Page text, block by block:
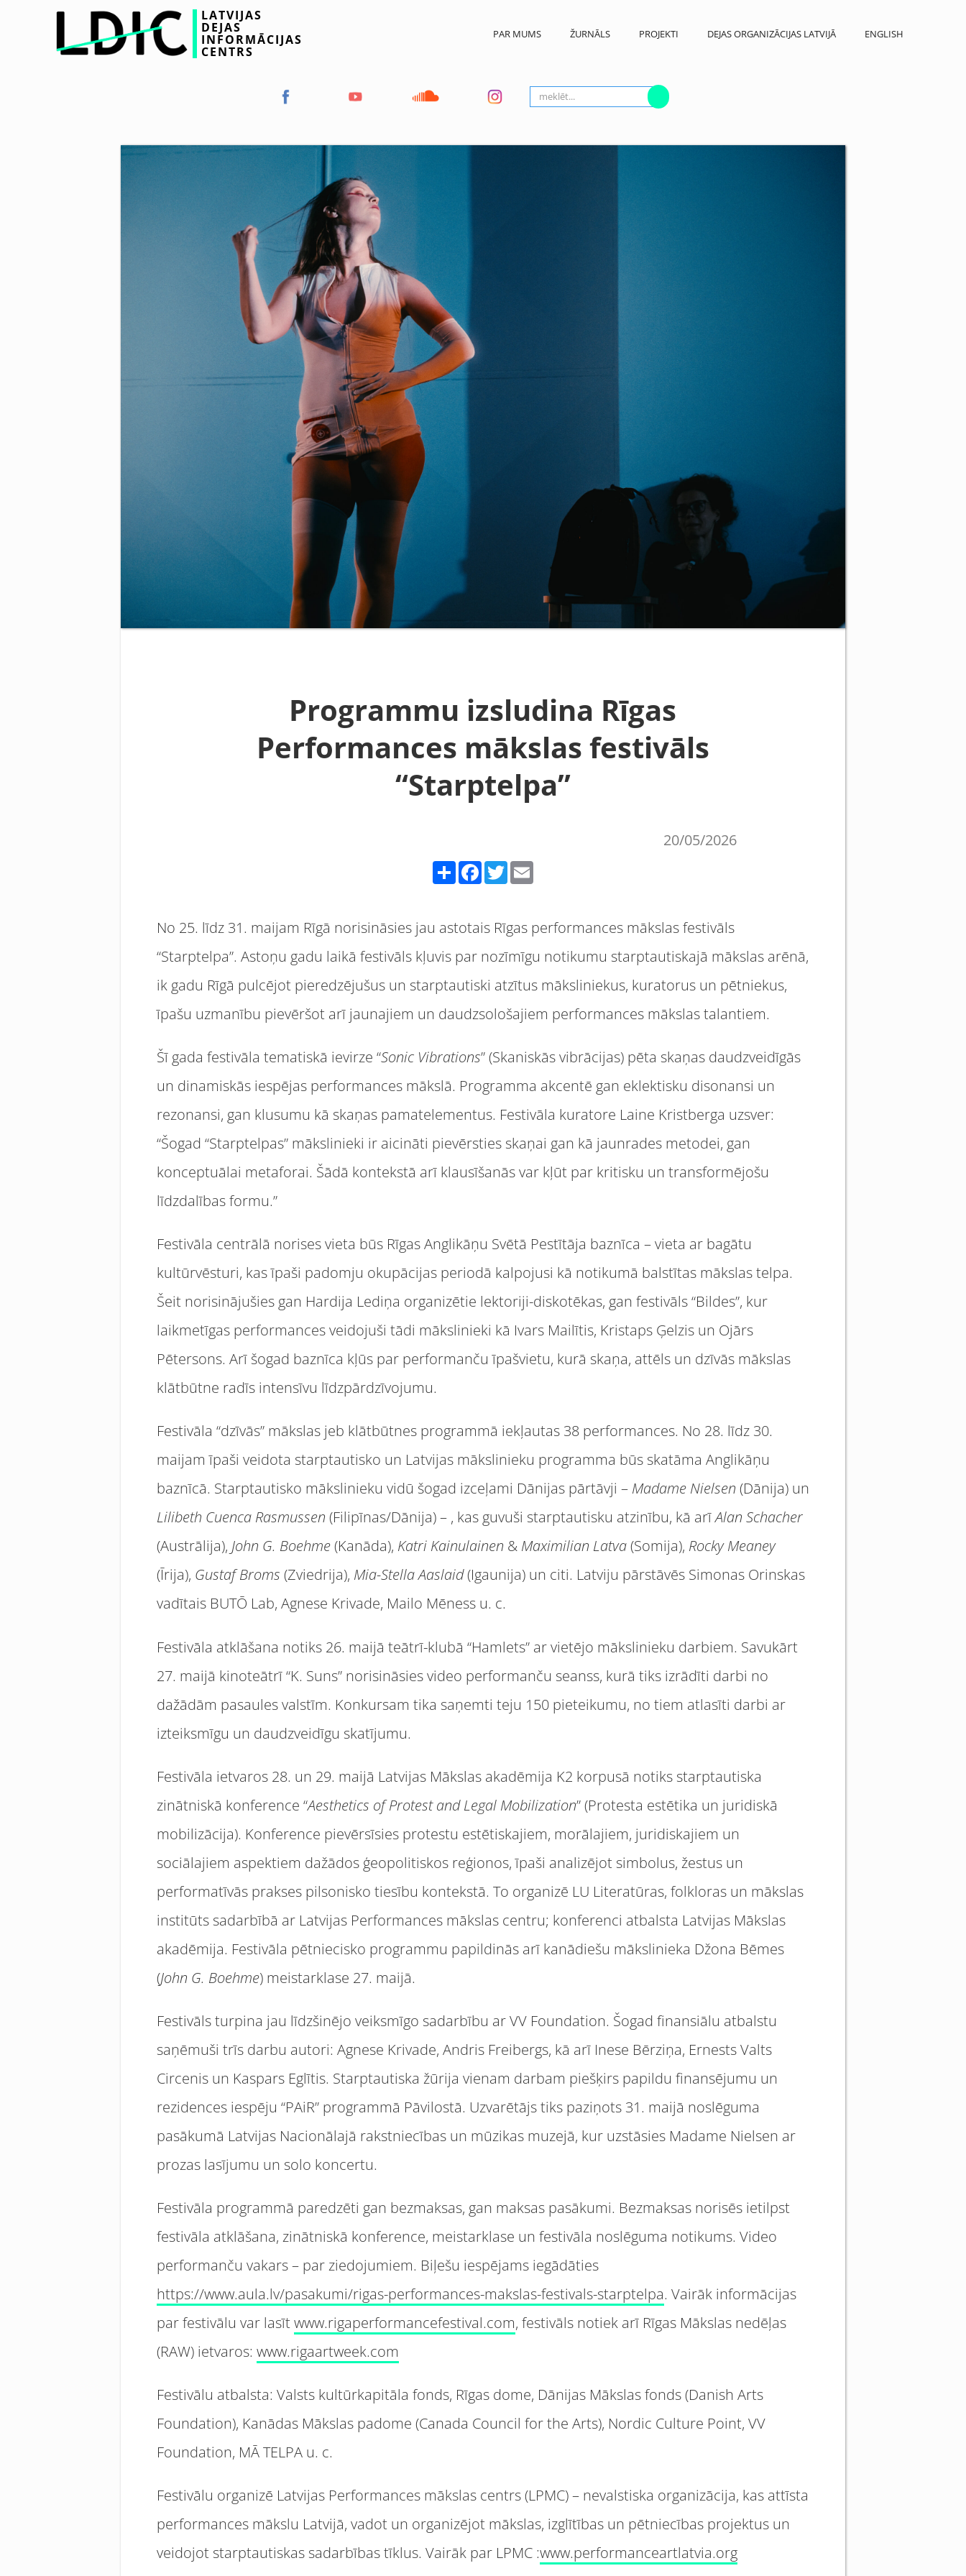
LATVIJAS
DEJAS
INFORMĀCIJAS
CENTRS
PAR MUMS ŽURNĀLS PROJEKTI DEJAS ORGANIZĀCIJAS LATVIJĀ ENGLISH
Programmu izsludina Rīgas
Performances mākslas festivāls
“Starptelpa”
20/05/2026
Share FacebookTwitter
No 25. līdz 31. maijam Rīgā norisināsies jau astotais Rīgas performances mākslas festivāls
“Starptelpa”. Astoņu gadu laikā festivāls kļuvis par nozīmīgu notikumu starptautiskajā mākslas arēnā,
ik gadu Rīgā pulcējot pieredzējušus un starptautiski atzītus māksliniekus, kuratorus un pētniekus,
īpašu uzmanību pievēršot arī jaunajiem un daudzsološajiem performances mākslas talantiem.
Šī gada festivāla tematiskā ievirze “Sonic Vibrations” (Skaniskās vibrācijas) pēta skaņas daudzveidīgās
un dinamiskās iespējas performances mākslā. Programma akcentē gan eklektisku disonansi un
rezonansi, gan klusumu kā skaņas pamatelementus. Festivāla kuratore Laine Kristberga uzsver:
“Šogad “Starptelpas” mākslinieki ir aicināti pievērsties skaņai gan kā jaunrades metodei, gan
konceptuālai metaforai. Šādā kontekstā arī klausīšanās var kļūt par kritisku un transformējošu
līdzdalības formu.”
Festivāla centrālā norises vieta būs Rīgas Anglikāņu Svētā Pestītāja baznīca – vieta ar bagātu
kultūrvēsturi, kas īpaši padomju okupācijas periodā kalpojusi kā notikumā balstītas mākslas telpa.
Šeit norisinājušies gan Hardija Lediņa organizētie lektoriji-diskotēkas, gan festivāls “Bildes”, kur
laikmetīgas performances veidojuši tādi mākslinieki kā Ivars Mailītis, Kristaps Ģelzis un Ojārs
Pētersons. Arī šogad baznīca kļūs par performanču īpašvietu, kurā skaņa, attēls un dzīvās mākslas
klātbūtne radīs intensīvu līdzpārdzīvojumu.
Festivāla “dzīvās” mākslas jeb klātbūtnes programmā iekļautas 38 performances. No 28. līdz 30.
maijam īpaši veidota starptautisko un Latvijas mākslinieku programma būs skatāma Anglikāņu
baznīcā. Starptautisko mākslinieku vidū šogad izceļami Dānijas pārtāvji – Madame Nielsen (Dānija) un
Lilibeth Cuenca Rasmussen (Filipīnas/Dānija) – , kas guvuši starptautisku atzinību, kā arīAlan Schacher
(Austrālija), John G. Boehme(Kanāda), Katri Kainulainen & Maximilian Latva(Somija), Rocky Meaney
(Īrija), Gustaf Broms (Zviedrija), Mia-Stella Aaslaid(Igaunija) un citi. Latviju pārstāvēs Simonas Orinskas
vadītais BUTŌ Lab, Agnese Krivade, Mailo Mēness u. c.
Festivāla atklāšana notiks 26. maijā teātrī-klubā “Hamlets” ar vietējo mākslinieku darbiem. Savukārt
27. maijā kinoteātrī “K. Suns” norisināsies video performanču seanss, kurā tiks izrādīti darbi no
dažādām pasaules valstīm. Konkursam tika saņemti teju 150 pieteikumu, no tiem atlasīti darbi ar
izteiksmīgu un daudzveidīgu skatījumu.
Festivāla ietvaros 28. un 29. maijā Latvijas Mākslas akadēmija K2 korpusā notiks starptautiska
zinātniskā konference “Aesthetics of Protest and Legal Mobilization” (Protesta estētika un juridiskā
mobilizācija). Konference pievērsīsies protestu estētiskajiem, morālajiem, juridiskajiem un
sociālajiem aspektiem dažādos ģeopolitiskos reģionos, īpaši analizējot simbolus, žestus un
performatīvās prakses pilsonisko tiesību kontekstā. To organizē LU Literatūras, folkloras un mākslas
institūts sadarbībā ar Latvijas Performances mākslas centru; konferenci atbalsta Latvijas Mākslas
akadēmija. Festivāla pētniecisko programmu papildinās arī kanādiešu mākslinieka Džona Bēmes
(John G. Boehme) meistarklase 27. maijā.
Festivāls turpina jau līdzšinējo veiksmīgo sadarbību ar VV Foundation. Šogad finansiālu atbalstu
saņēmuši trīs darbu autori: Agnese Krivade, Andris Freibergs, kā arī Inese Bērziņa, Ernests Valts
Circenis un Kaspars Eglītis. Starptautiska žūrija vienam darbam piešķirs papildu finansējumu un
rezidences iespēju “PAiR” programmā Pāvilostā. Uzvarētājs tiks paziņots 31. maijā noslēguma
pasākumā Latvijas Nacionālajā rakstniecības un mūzikas muzejā, kur uzstāsies Madame Nielsen ar
prozas lasījumu un solo koncertu.
Festivāla programmā paredzēti gan bezmaksas, gan maksas pasākumi. Bezmaksas norisēs ietilpst
festivāla atklāšana, zinātniskā konference, meistarklase un festivāla noslēguma notikums. Video
performanču vakars – par ziedojumiem. Biļešu iespējams iegādāties
https://www.aula.lv/pasakumi/rigas-performances-makslas-festivals-starptelpa. Vairāk informācijas
par festivālu var lasītwww.rigaperformancefestival.com, festivāls notiek arī Rīgas Mākslas nedēļas
(RAW) ietvaros: www.rigaartweek.com
Festivālu atbalsta: Valsts kultūrkapitāla fonds, Rīgas dome, Dānijas Mākslas fonds (Danish Arts
Foundation), Kanādas Mākslas padome (Canada Council for the Arts), Nordic Culture Point, VV
Foundation, MĀ TELPA u. c.
Festivālu organizē Latvijas Performances mākslas centrs (LPMC) – nevalstiska organizācija, kas attīsta
performances mākslu Latvijā, vadot un organizējot mākslas, izglītības un pētniecības projektus un
veidojot starptautiskas sadarbības tīklus. Vairāk par LPMC :www.performanceartlatvia.org